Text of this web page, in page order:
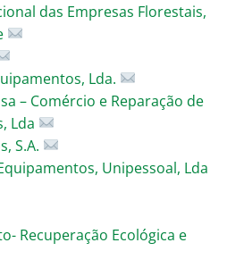
das Empresas Florestais,
Lda.
– Comércio e Reparação de
Lda
S.A.
Unipessoal, Lda
Recuperação Ecológica e